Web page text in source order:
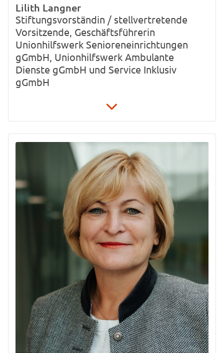
Lilith Langner
Stiftungsvorständin / stellvertretende
Vorsitzende, Geschäftsführerin
Unionhilfswerk Senioreneinrichtungen
gGmbH, Unionhilfswerk Ambulante
Dienste gGmbH und Service Inklusiv
gGmbH
030 / 4 22 65-721
lilith.langner@unionhilfswerk.de
Schwiebusser Straße 18
10965 Berlin